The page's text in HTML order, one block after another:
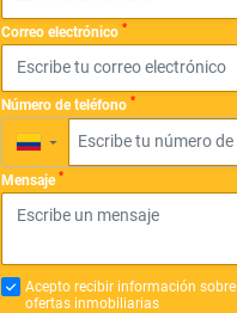
Correo electrónico *
Número de teléfono *
▼
Mensaje *
Acepto recibir información sobre
ofertas inmobiliarias